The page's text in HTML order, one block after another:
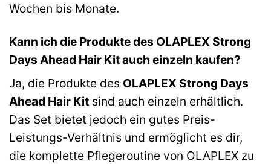
Wochen bis Monate.
Kann ich die Produkte des OLAPLEX Strong
Days Ahead Hair Kit auch einzeln kaufen?
Ja, die Produkte des OLAPLEX Strong Days
Ahead Hair Kit sind auch einzeln erhältlich.
Das Set bietet jedoch ein gutes Preis-
Leistungs-Verhältnis und ermöglicht es dir,
die komplette Pflegeroutine von OLAPLEX zu